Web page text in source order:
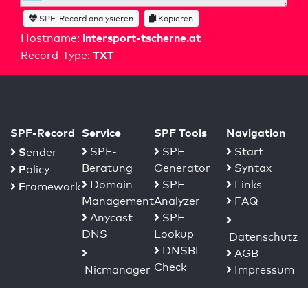
Hostname: intersport-tscherne.at
Record-Type: TXT
SPF-Record analysieren Kopieren
SPF-Record
Sender
Policy
Framework
Service
SPF-
Beratung
Domain
Management
Anycast
DNS
Nicmanager
SPF Tools
SPF
Generator
SPF
Analyzer
SPF
Lookup
DNSBL
Check
Navigation
Start
Syntax
Links
FAQ
Datenschutz
AGB
Impressum